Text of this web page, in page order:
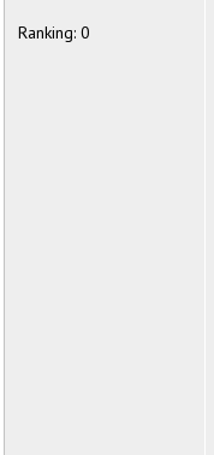
Ranking: 0